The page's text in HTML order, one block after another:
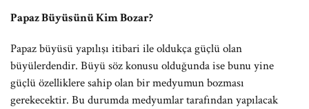
Papaz Büyüsünü Kim Bozar?
Papaz büyüsü yapılışı itibari ile oldukça güçlü olan
büyülerdendir. Büyü söz konusu olduğunda ise bunu yine
güçlü özelliklere sahip olan bir medyumun bozması
gerekecektir. Bu durumda medyumlar tarafından yapılacak